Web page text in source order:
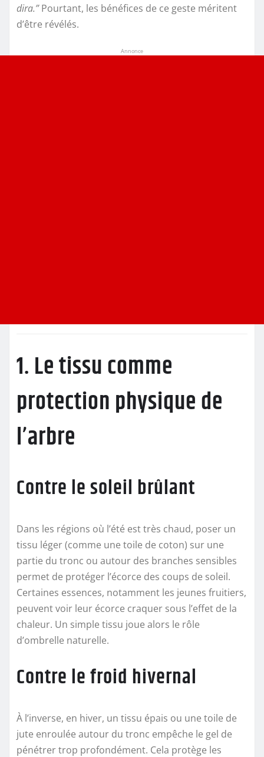
dira.”Pourtant, les bénéfices de ce geste méritent
d’être révélés.
Annonce
1. Le tissu comme
protection physique de
l’arbre
Contre le soleil brûlant
Dans les régions où l’été est très chaud, poser un
tissu léger (comme une toile de coton) sur une
partie du tronc ou autour des branches sensibles
permet de protéger l’écorce des coups de soleil.
Certaines essences, notamment les jeunes fruitiers,
peuvent voir leur écorce craquer sous l’effet de la
chaleur. Un simple tissu joue alors le rôle
d’ombrelle naturelle.
Contre le froid hivernal
À l’inverse, en hiver, un tissu épais ou une toile de
jute enroulée autour du tronc empêche le gel de
pénétrer trop profondément. Cela protège les